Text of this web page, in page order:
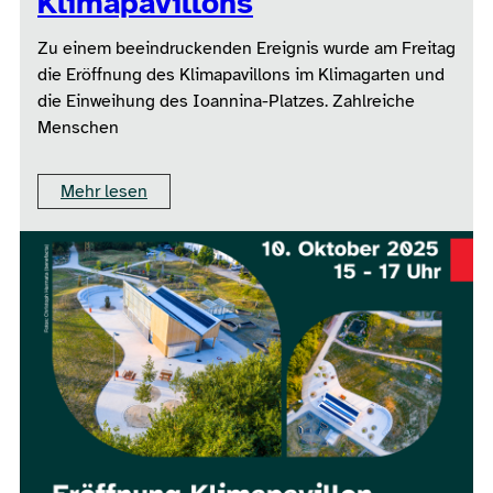
Zu einem beeindruckenden Ereignis wurde am Freitag
die Eröffnung des Klimapavillons im Klimagarten und
die Einweihung des Ioannina-Platzes. Zahlreiche
Menschen
Mehr lesen